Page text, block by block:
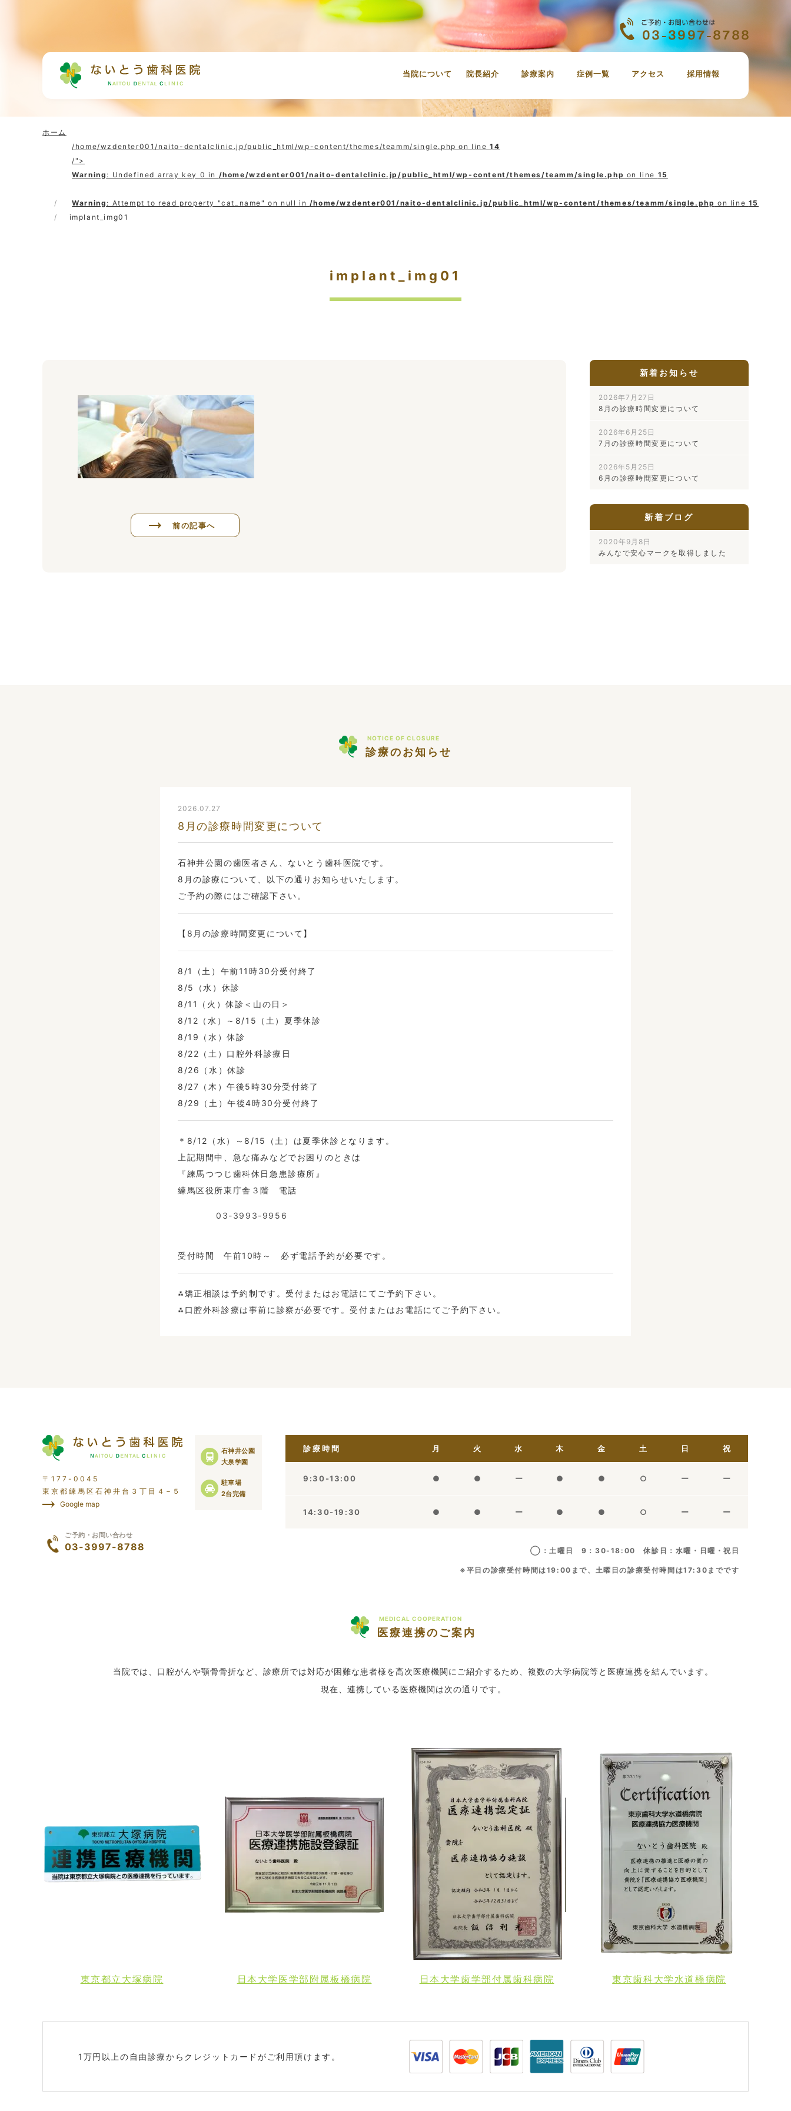
当院について 院長紹介 診療案内
虫歯治療
定期検診、歯のクリーニング
審美歯科
ホワイトニング
親知らずの抜歯
インプラント
小児歯科
治療の費用
症例一覧 アクセス 採用情報
ホーム
/home/wzdenter001/naito-dentalclinic.jp/public_html/wp-content/themes/teamm/single.php on line14
/">
Warning : Undefined array key 0 in /home/wzdenter001/naito-dentalclinic.jp/public_html/wp-content/themes/teamm/single.php on line 15
Warning : Attempt to read property "cat_name" on null in /home/wzdenter001/naito-dentalclinic.jp/public_html/wp-content/themes/teamm/single.php on line 15
implant_img01
implant_img01
前の記事へ
新着お知らせ
2026年7月27日
8月の診療時間変更について
2026年6月25日
7月の診療時間変更について
2026年5月25日
6月の診療時間変更について
新着ブログ
2020年9月8日
みんなで安心マークを取得しました
NOTICE OF CLOSURE
診療のお知らせ
2026.07.27
8月の診療時間変更について
石神井公園の歯医者さん、ないとう歯科医院です。
8月の診療について、以下の通りお知らせいたします。
ご予約の際にはご確認下さい。
【8月の診療時間変更について】
8/1（土）午前11時30分受付終了
8/5（水）休診
8/11（火）休診＜山の日＞
8/12（水）～8/15（土）夏季休診
8/19（水）休診
8/22（土）口腔外科診療日
8/26（水）休診
8/27（木）午後5時30分受付終了
8/29（土）午後4時30分受付終了
＊8/12（水）～8/15（土）は夏季休診となります。
上記期間中、急な痛みなどでお困りのときは
『練馬つつじ歯科休日急患診療所』
練馬区役所東庁舎３階 電話
03-3993-9956
受付時間 午前10時～ 必ず電話予約が必要です。
⁂矯正相談は予約制です。受付またはお電話にてご予約下さい。
⁂口腔外科診療は事前に診察が必要です。受付またはお電話にてご予約下さい。
〒177-0045
東京都練馬区石神井台３丁目４−５
Google map
石神井公園
大泉学園
駐車場
2台完備
ご予約・お問い合わせ
03-3997-8788
診療時間 月 火 水 木 金 土 日 祝
9:30-13:00 ● ● ー ● ● ○ ー ー
14:30-19:30 ● ● ー ● ● ○ ー ー
◯：土曜日 9：30-18:00 休診日：水曜・日曜・祝日
※平日の診療受付時間は19:00まで、土曜日の診療受付時間は17:30までです
MEDICAL COOPERATION
医療連携のご案内
当院では、口腔がんや顎骨骨折など、診療所では対応が困難な患者様を高次医療機関にご紹介するため、複数の大学病院等と医療連携を結んでいます。
現在、連携している医療機関は次の通りです。
東京都立大塚病院 日本大学医学部附属板橋病院 日本大学歯学部付属歯科病院 東京歯科大学水道橋病院
1万円以上の自由診療からクレジットカードがご利用頂けます。